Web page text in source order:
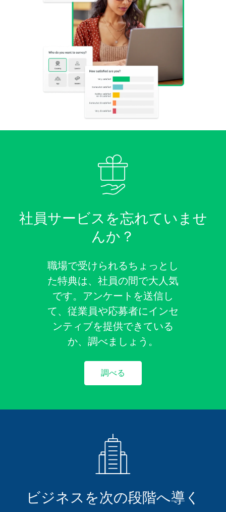
社員サービスを忘れていませ
んか？
職場で受けられるちょっとし
た特典は、社員の間で大人気
です。アンケートを送信し
て、従業員や応募者にインセ
ンティブを提供できている
か、調べましょう。
調べる
ビジネスを次の段階へ導く